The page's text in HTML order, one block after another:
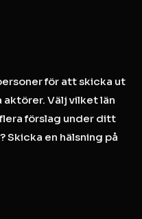
för att skicka ut
Välj vilket län
förslag under ditt
Skicka en hälsning på